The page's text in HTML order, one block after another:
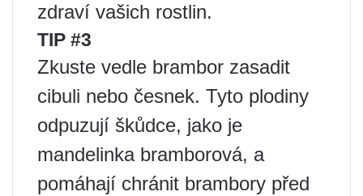
zdraví vašich rostlin.
TIP #3
Zkuste vedle brambor zasadit
cibuli nebo česnek. Tyto plodiny
odpuzují škůdce, jako je
mandelinka bramborová, a
pomáhají chránit brambory před